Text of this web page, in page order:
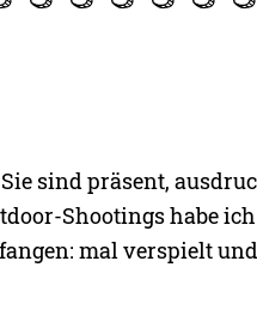
sind präsent,
Shootings habe
mal verspielt